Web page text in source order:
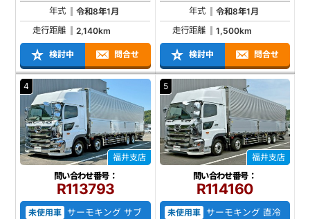
年式
令和8年1月
走行距離
2,140km
検討中 問合せ
年式
令和8年1月
走行距離
1,500km
検討中 問合せ
4
福井支店
問い合わせ番号：
R113793
未使用車
サーモキング サブ
5
福井支店
問い合わせ番号：
R114160
未使用車 サーモキング 直冷